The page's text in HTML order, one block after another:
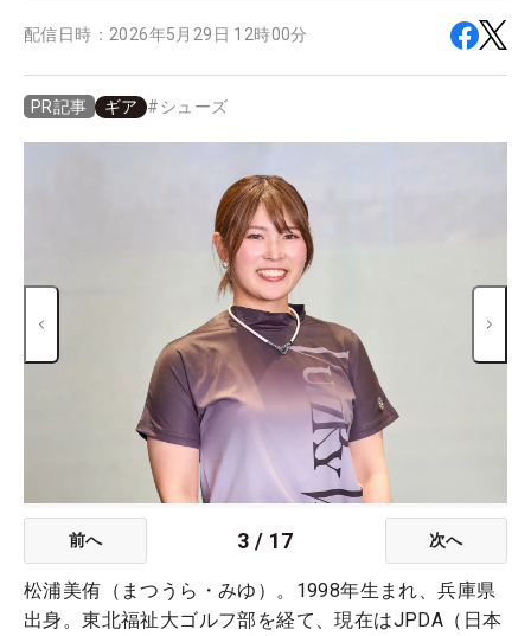
配信日時： 2026年5月29日 12時00分
PR記事 ギア # シューズ
前へ 3 / 17 次へ
松浦美侑（まつうら・みゆ）。1998年生まれ、兵庫県
出身。東北福祉大ゴルフ部を経て、現在はJPDA（日本